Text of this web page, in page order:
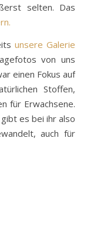
selten. Das
unsere Galerie
von uns
einen Fokus auf
Stoffen,
für Erwachsene.
gibt es bei ihr also
auch für